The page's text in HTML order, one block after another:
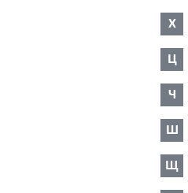
Х
Ц
Ч
Ш
Щ